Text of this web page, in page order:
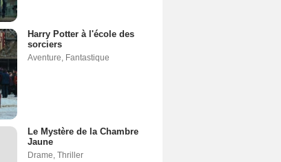
Harry Potter à l'école des
sorciers
Aventure Fantastique
Le Mystère de la Chambre
Jaune
Drame Thriller